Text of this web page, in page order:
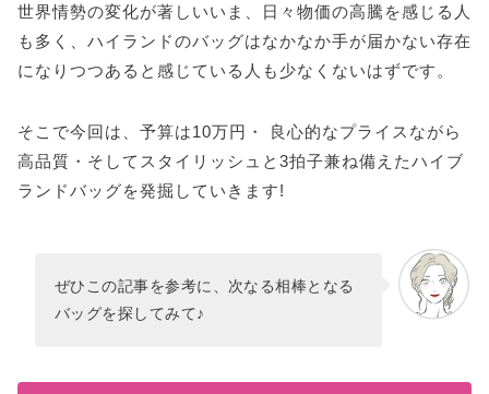
世界情勢の変化が著しいいま、日々物価の高騰を感じる人
も多く、ハイランドのバッグはなかなか手が届かない存在
になりつつあると感じている人も少なくないはずです。
そこで今回は、予算は10万円・ 良心的なプライスながら
高品質・そしてスタイリッシュと3拍子兼ね備えたハイブ
ランドバッグを発掘していきます!
ぜひこの記事を参考に、次なる相棒となる
バッグを探してみて♪